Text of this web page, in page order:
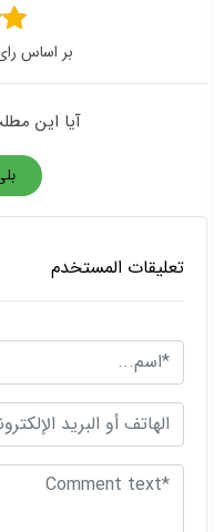
بر اساس
آیا این
تعليقات المستخدم